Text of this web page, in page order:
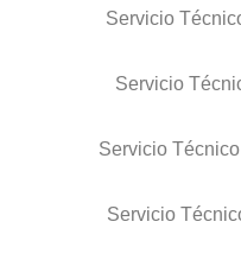
Servicio
Servicio
Servicio
Servicio